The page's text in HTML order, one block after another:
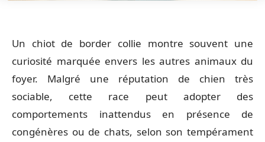
Un chiot de border collie montre souvent une
curiosité marquée envers les autres animaux du
foyer. Malgré une réputation de chien très
sociable, cette race peut adopter des
comportements inattendus en présence de
congénères ou de chats, selon son tempérament